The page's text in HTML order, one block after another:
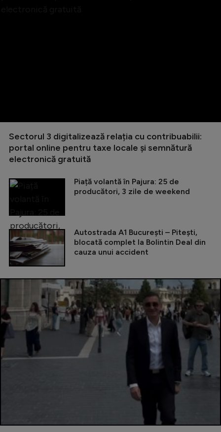
Sectorul 3 digitalizează relația cu contribuabilii:
portal online pentru taxe locale și semnătură
electronică gratuită
Piață volantă în Pajura: 25 de
producători, 3 zile de weekend
Autostrada A1 București – Pitești,
blocată complet la Bolintin Deal din
cauza unui accident